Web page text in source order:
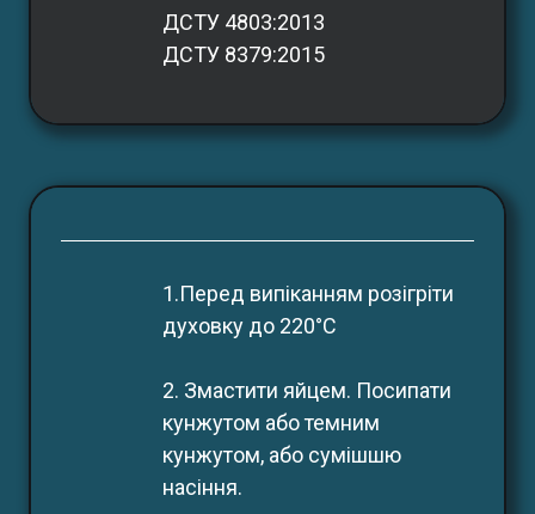
ДСТУ 4803:2013
ДСТУ 8379:2015
1.Перед випіканням розігріти
духовку до 220°С
2. Змастити яйцем. Посипати
кунжутом або темним
кунжутом, або сумішшю
насіння.